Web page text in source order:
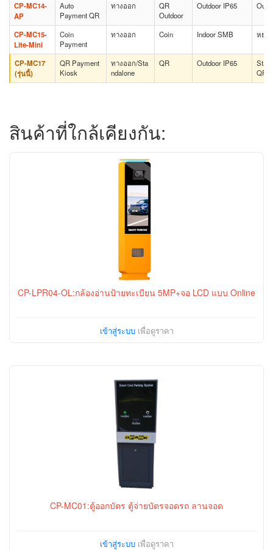
CP-MC14-
AP
Auto
Payment QR
ทางออก
QR
Outdoor
Outdoor IP65
CP-MC15-
Lite-Mini
Coin
Payment
ทางออก Coin Indoor SMB หยอ
CP-MC17
(รุ่นนี้)
QR Payment
Kiosk
ทางออก/Sta
ndalone
QR Outdoor IP65
QR
สินค้าที่ใกล้เคียงกัน:
CP-LPR04-OL:กล้องอ่านป้ายทะเบียน 5MP+จอ LCD แบบ Online
เข้าสู่ระบบเพื่อดูราคา
CP-MC01:ตู้ออกบัตร ตู้จ่ายบัตรจอดรถ ลานจอด
เข้าสู่ระบบเพื่อดูราคา